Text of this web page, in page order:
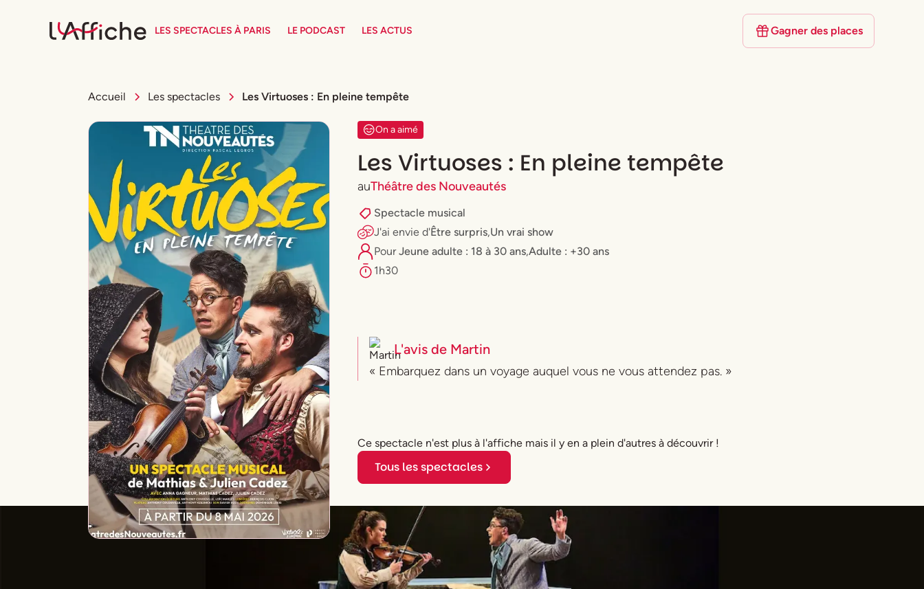
LES SPECTACLES À PARIS LE PODCAST LES ACTUS Gagner des places
Accueil Les spectacles Les Virtuoses : En pleine tempête
On a aimé
Les Virtuoses : En pleine tempête
auThéâtre des Nouveautés
Spectacle musical
J'ai envie d'Être surpris,Un vrai show
Pour⁠Jeune adulte : 18 à 30 ans,Adulte : +30 ans
1h30
L'avis de Martin
« Embarquez dans un voyage auquel vous ne vous attendez pas. »
Ce spectacle n'est plus à l'affiche mais il y en a plein d'autres à découvrir !
Tous les spectacles